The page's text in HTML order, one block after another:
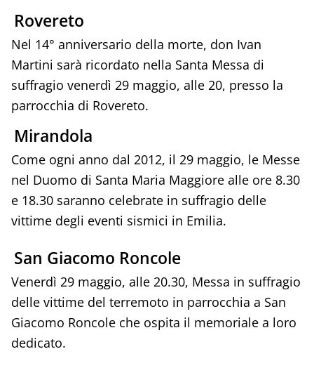
Rovereto
Nel 14° anniversario della morte, don Ivan
Martini sarà ricordato nella Santa Messa di
suffragio venerdì 29 maggio, alle 20, presso la
parrocchia di Rovereto.
Mirandola
Come ogni anno dal 2012, il 29 maggio, le Messe
nel Duomo di Santa Maria Maggiore alle ore 8.30
e 18.30 saranno celebrate in suffragio delle
vittime degli eventi sismici in Emilia.
San Giacomo Roncole
Venerdì 29 maggio, alle 20.30, Messa in suffragio
delle vittime del terremoto in parrocchia a San
Giacomo Roncole che ospita il memoriale a loro
dedicato.